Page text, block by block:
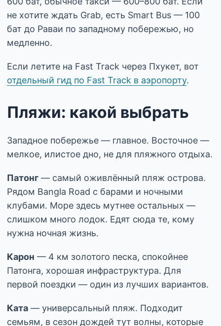
не хотите ждать Grab, есть Smart Bus — 100
бат до Раваи по западному побережью, но
медленно.
Если летите на Fast Track через Пхукет, вот
отдельный гид по Fast Track в аэропорту.
Пляжи: какой выбрать
Западное побережье — главное. Восточное —
мелкое, илистое дно, не для пляжного отдыха.
Патонг — самый оживлённый пляж острова.
Рядом Bangla Road с барами и ночными
клубами. Море здесь мутнее остальных —
слишком много лодок. Едят сюда те, кому
нужна ночная жизнь.
Карон — 4 км золотого песка, спокойнее
Патонга, хорошая инфраструктура. Для
первой поездки — один из лучших вариантов.
Ката — универсальный пляж. Подходит
семьям, в сезон дождей тут волны, которые